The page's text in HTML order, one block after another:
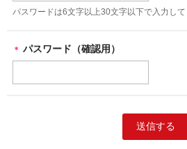
パスワードは6文字以上30文字以下で入力して
＊ パスワード（確認用）